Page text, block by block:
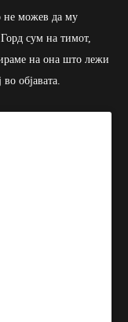
не можев да му
сум на тимот,
на она што лежи
објавата.